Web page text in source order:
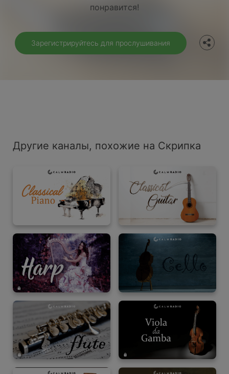
понравится!
Зарегистрируйтесь для прослушивания
Другие каналы, похожие на Скрипка